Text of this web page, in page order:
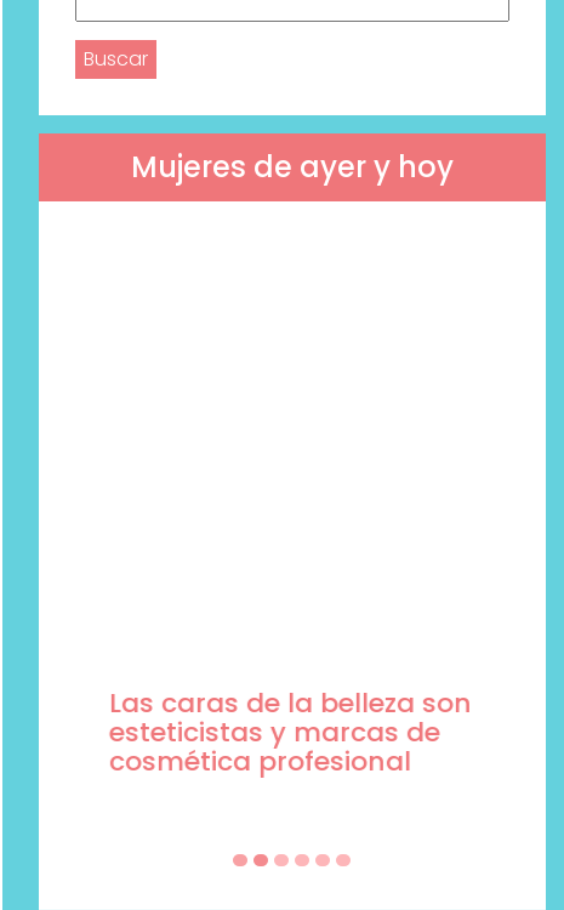
Mujeres de ayer y hoy
Las caras de la belleza son
esteticistas y marcas de
cosmética profesional